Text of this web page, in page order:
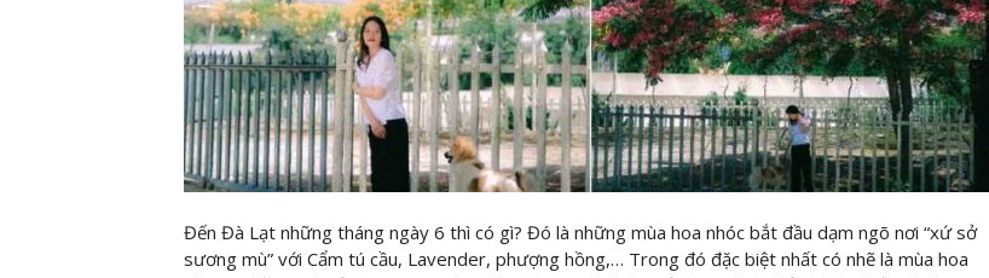
Đến Đà Lạt những tháng ngày 6 thì có gì? Đó là những mùa hoa nhóc bắt đầu dạm ngõ nơi “xứ sở
sương mù” với Cẩm tú cầu, Lavender, phượng hồng,… Trong đó đặc biệt nhất có nhẽ là mùa hoa